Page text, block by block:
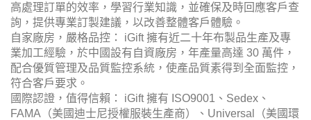
高處理訂單的效率，學習行業知識，並確保及時回應客戶查
詢，提供專業訂製建議，以改善整體客戶體驗。
自家廠房，嚴格品控： iGift 擁有近二十年布製品生產及專
業加工經驗，於中國設有自資廠房，年產量高達 30 萬件，
配合優質管理及品質監控系統，使產品質素得到全面監控，
符合客戶要求。
國際認證，值得信賴： iGift 擁有 ISO9001、Sedex、
FAMA（美國迪士尼授權服裝生產商）、Universal（美國環